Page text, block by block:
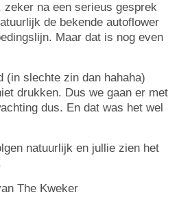
zeker na een serieus gesprek
de bekende autoflower
Maar dat is nog even
(in slechte zin dan hahaha)
drukken. Dus we gaan er met
dus. En dat was het wel
natuurlijk en jullie zien het
The Kweker